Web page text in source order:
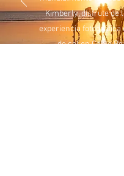
Kimberly, disfrute de
experiencia fotográfica
de sol en Cable